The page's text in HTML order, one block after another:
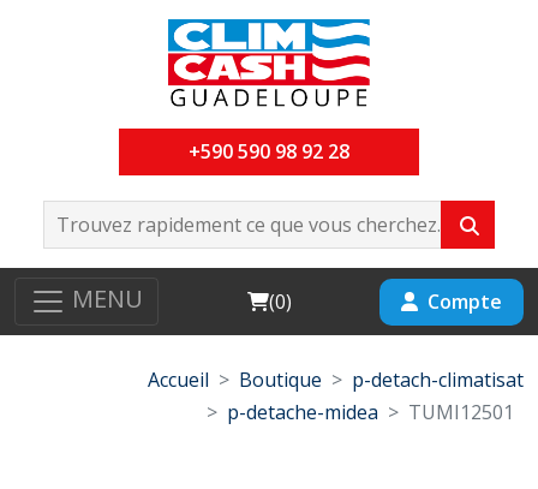
+590 590 98 92 28
MENU Cart
(0) Compte
Accueil Boutique
p-detach-climatisat
p-detache-midea
TUMI12501